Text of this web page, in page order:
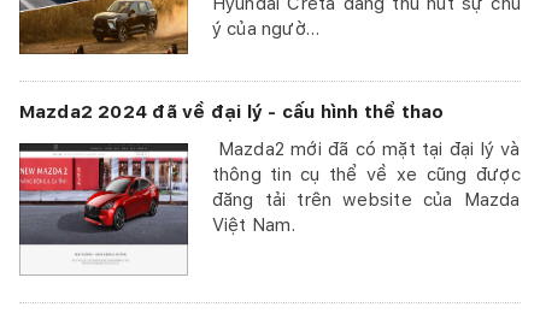
ý của ngườ...
Mazda2 2024 đã về đại lý - cấu hình thể thao
Mazda2 mới đã có mặt tại đại lý và
thông tin cụ thể về xe cũng được
đăng tải trên website của Mazda
Việt Nam.